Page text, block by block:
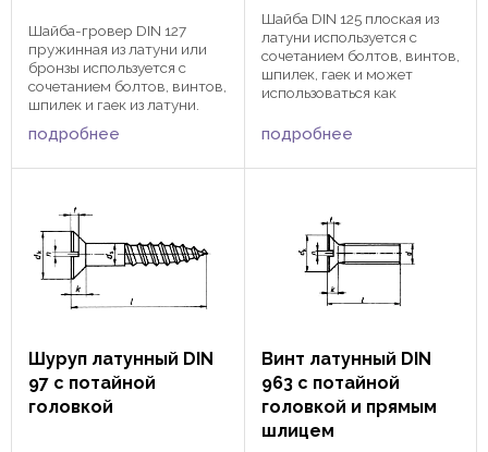
Шайба-гровер DIN 127
пружинная из латуни или
бронзы используется с
сочетанием болтов, винтов,
шпилек и гаек из латуни.
Благодаря своей ломанной
форме, шайба
болтовых ...
подробнее
Шайба DIN 125 плоская из
латуни используется с
сочетанием болтов, винтов,
шпилек, гаек и может
использоваться как
прижимного поля шурупов
из латуни. Внутренний
диаметр от 2 до 72 ...
подробнее
Шуруп латунный DIN
97 с потайной
головкой
Винт латунный DIN
963 с потайной
головкой и прямым
шлицем